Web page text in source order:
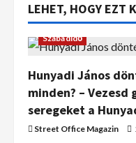
LEHET, HOGY EZT
Szabadidő
Hunyadi János
minden? – Vezesd
seregeket a
Street Office Magazin